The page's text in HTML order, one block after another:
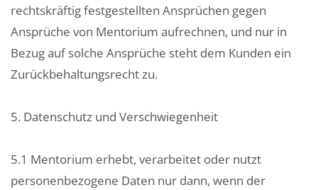
rechtskräftig festgestellten Ansprüchen gegen
Ansprüche von Mentorium aufrechnen, und nur in
Bezug auf solche Ansprüche steht dem Kunden ein
Zurückbehaltungsrecht zu.
5. Datenschutz und Verschwiegenheit
5.1 Mentorium erhebt, verarbeitet oder nutzt
personenbezogene Daten nur dann, wenn der